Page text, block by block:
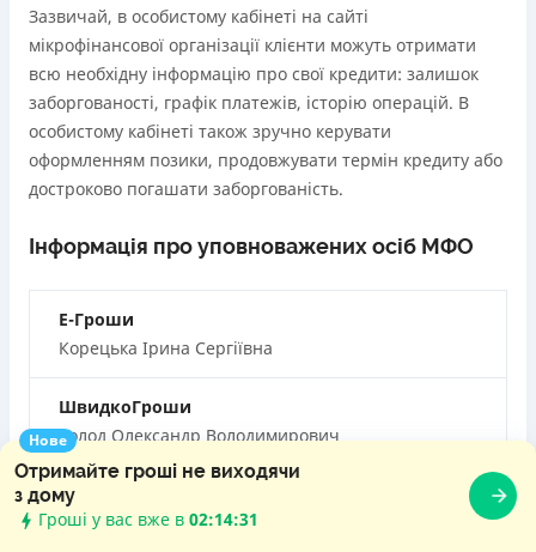
Нове
Отримайте гроші не виходячи
з дому
Гроші у вас вже в 02:14:32
Зазвичай, в особистому кабінеті на сайті
мікрофінансової організації клієнти можуть отримати
всю необхідну інформацію про свої кредити: залишок
заборгованості, графік платежів, історію операцій. В
особистому кабінеті також зручно керувати
оформленням позики, продовжувати термін кредиту або
достроково погашати заборгованість.
Інформація про уповноважених осіб МФО
Е-Гроши
Корецька Ірина Сергіївна
ШвидкоГроши
Холод Олександр Володимирович
Credit7
Пшеничний Андрій Іванович